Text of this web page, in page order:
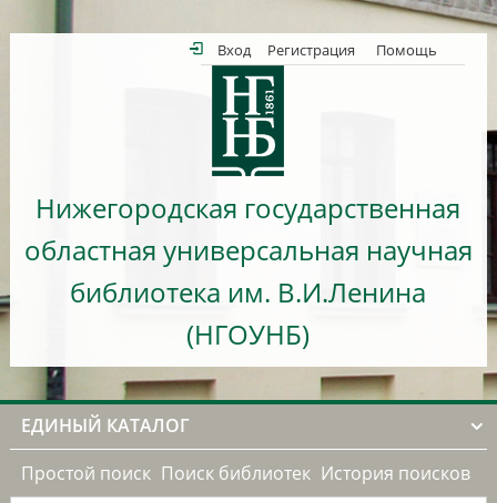
Вход Регистрация Помощь
Нижегородская государственная
областная универсальная научная
библиотека им. В.И.Ленина
(НГОУНБ)
ЕДИНЫЙ КАТАЛОГ
Простой поиск Поиск библиотек История поисков